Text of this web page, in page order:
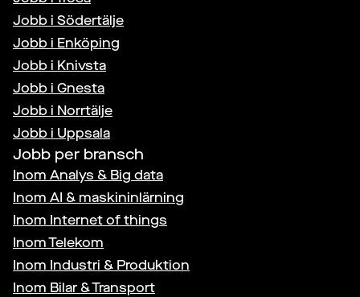
Jobb i Södertälje
Jobb i Enköping
Jobb i Knivsta
Jobb i Gnesta
Jobb i Norrtälje
Jobb i Uppsala
Jobb per bransch
Inom Analys & Big data
Inom AI & maskininlärning
Inom Internet of things
InomTelekom
Inom Industri & Produktion
Inom Bilar & Transport